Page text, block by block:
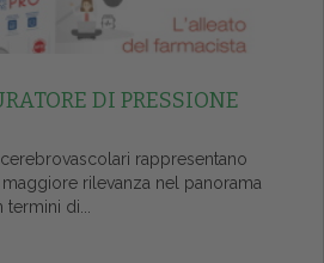
DI PRESSIONE
cerebrovascolari rappresentano
rilevanza nel panorama
di...